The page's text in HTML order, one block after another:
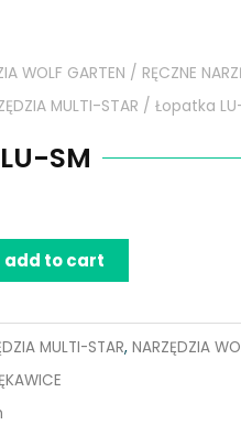
WOLF GARTEN / RĘCZNE
MULTI-STAR / Łopatka
SM
add to cart
MULTI-STAR, NARZĘDZIA